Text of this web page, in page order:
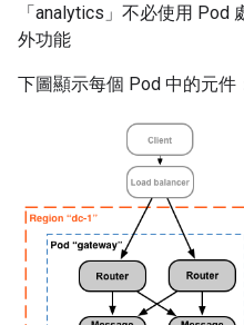
「analytics」不必使用 Pod
外功能
下圖顯示每個 Pod 中的元件